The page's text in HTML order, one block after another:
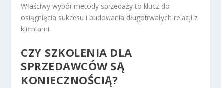
Właściwy wybór metody sprzedaży to klucz do
osiągnięcia sukcesu i budowania długotrwałych relacji z
klientami.
CZY SZKOLENIA DLA
SPRZEDAWCÓW SĄ
KONIECZNOŚCIĄ?